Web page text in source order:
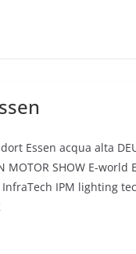
Essen acqua alta
MOTOR SHOW E-world
InfraTech IPM lighting